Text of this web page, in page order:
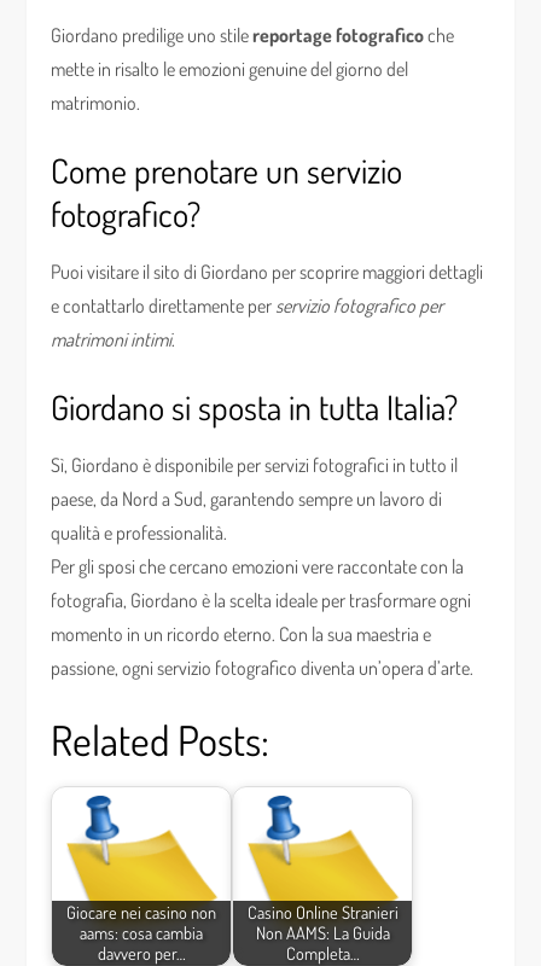
Giordano predilige uno stilereportage fotograficoche
mette in risalto le emozioni genuine del giorno del
matrimonio.
Come prenotare un servizio
fotografico?
Puoi visitare il sito di Giordano per scoprire maggiori dettagli
e contattarlo direttamente per servizio fotografico per
matrimoni intimi.
Giordano si sposta in tutta Italia?
Sì, Giordano è disponibile per servizi fotografici in tutto il
paese, da Nord a Sud, garantendo sempre un lavoro di
qualità e professionalità.
Per gli sposi che cercano emozioni vere raccontate con la
fotografia, Giordano è la scelta ideale per trasformare ogni
momento in un ricordo eterno. Con la sua maestria e
passione, ogni servizio fotografico diventa un’opera d’arte.
Related Posts:
Giocare nei casino non
aams: cosa cambia
davvero per…
Casino Online Stranieri
Non AAMS: La Guida
Completa…